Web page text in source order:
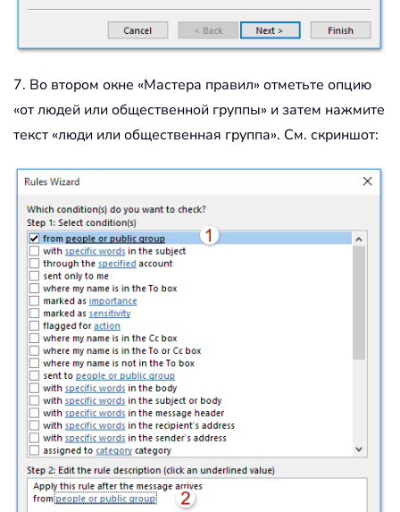
7. Во втором окне «Мастера правил» отметьте опцию
«от людей или общественной группы» и затем нажмите
текст «люди или общественная группа». См. скриншот: